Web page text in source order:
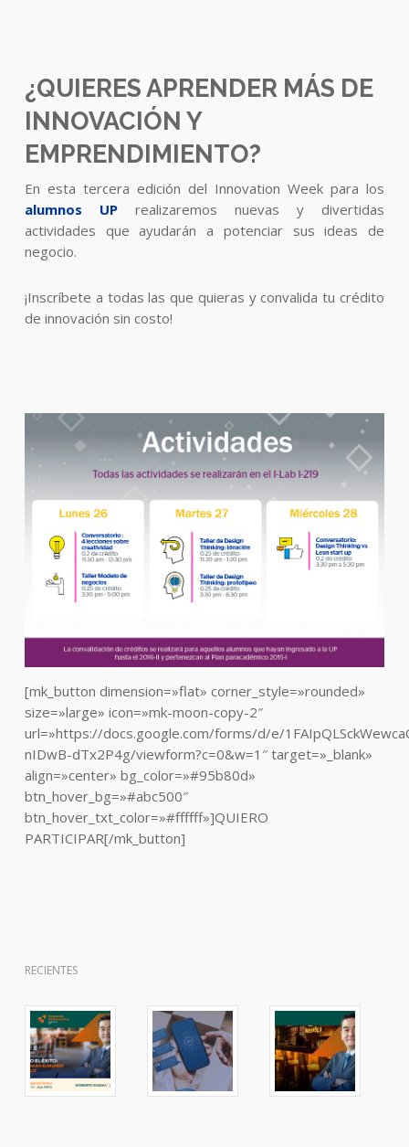
¿QUIERES APRENDER MÁS DE
INNOVACIÓN Y
EMPRENDIMIENTO?
En esta tercera edición del Innovation Week para los
alumnos UPrealizaremos nuevas y divertidas
actividades que ayudarán a potenciar sus ideas de
negocio.
¡Inscríbete a todas las que quieras y convalida tu crédito
de innovación sin costo!
[mk_button dimension=»flat» corner_style=»rounded»
size=»large» icon=»mk-moon-copy-2″
url=»https://docs.google.com/forms/d/e/
nIDwB-dTx2P4g/viewform?c=0&w=1″ target=»_blank»
align=»center» bg_color=»#95b80d»
btn_hover_bg=»#abc500″
btn_hover_txt_color=»#ffffff»]QUIERO
PARTICIPAR[/mk_button]
RECIENTES